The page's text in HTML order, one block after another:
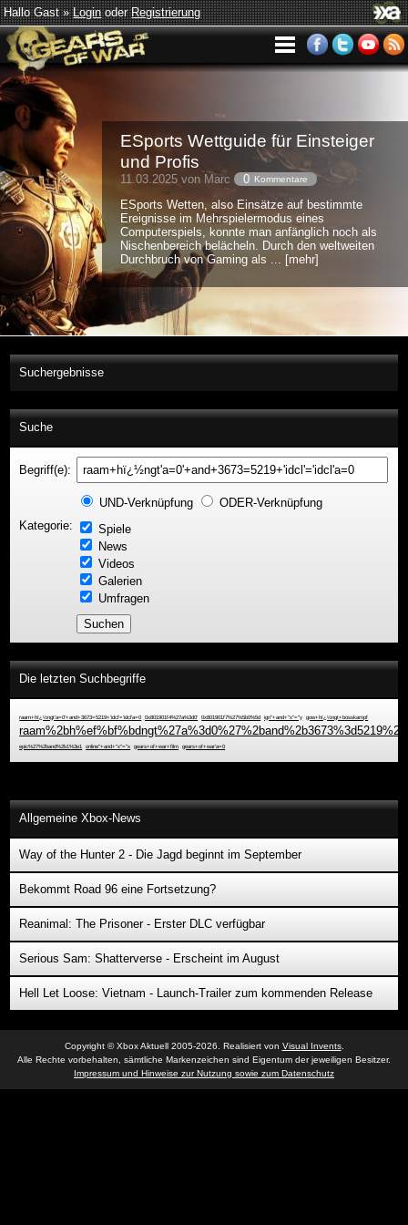
Hallo Gast »LoginoderRegistrierung
ESports Wettguide für Einsteiger
und Profis
11.03.2025 von Marc 0 Kommentare
ESports Wetten, also Einsätze auf bestimmte
Ereignisse im Mehrspielermodus eines
Computerspiels, konnte man anfänglich noch als
Nischenbereich belächeln. Durch den weltweiten
Durchbruch von Gaming als ... [mehr]
Suchergebnisse
Suche
Begriff(e):
UND-Verknüpfung
ODER-Verknüpfung
Kategorie:
Spiele
News
Videos
Galerien
Umfragen
Die letzten Suchbegriffe
raam+hï¿½ngt'a=0'+and+3673=5219+'idcl'='idcl'a=0 0x801901f4%27a%3d0' 0x801901f7%27%5b0%5d ign"+and+"x"="y gow+hï¿½ngt+bosskampf
epic%27%2band%2b1%3e1 online"+and+"x"="x gears+of+war+film gears+of+war'a=0
Allgemeine Xbox-News
Way of the Hunter 2 - Die Jagd beginnt im September
Bekommt Road 96 eine Fortsetzung?
Reanimal: The Prisoner - Erster DLC verfügbar
Serious Sam: Shatterverse - Erscheint im August
Hell Let Loose: Vietnam - Launch-Trailer zum kommenden Release
Copyright © Xbox Aktuell 2005-2026. Realisiert von Visual Invents.
Alle Rechte vorbehalten, sämtliche Markenzeichen sind Eigentum der jeweiligen Besitzer.
Impressum und Hinweise zur Nutzung sowie zum Datenschutz